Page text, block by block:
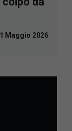
Maggio 2026